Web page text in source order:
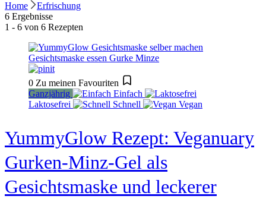
Home
Erfrischung
6 Ergebnisse
1 - 6 von 6 Rezepten
0 Zu meinen Favouriten
Ganzjährig
Einfach
Laktosefrei
Schnell Vegan
YummyGlow Rezept: Veganuary
Gurken-Minz-Gel als
Gesichtsmaske und leckerer